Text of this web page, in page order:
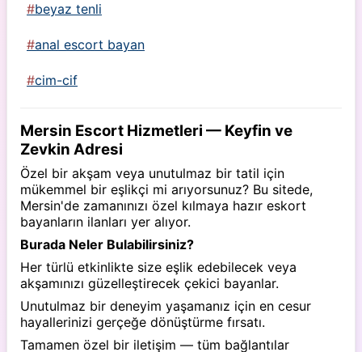
beyaz tenli
anal escort bayan
cim-cif
Mersin Escort Hizmetleri — Keyfin ve
Zevkin Adresi
Özel bir akşam veya unutulmaz bir tatil için
mükemmel bir eşlikçi mi arıyorsunuz? Bu sitede,
Mersin'de zamanınızı özel kılmaya hazır eskort
bayanların ilanları yer alıyor.
Burada Neler Bulabilirsiniz?
Her türlü etkinlikte size eşlik edebilecek veya
akşamınızı güzelleştirecek çekici bayanlar.
Unutulmaz bir deneyim yaşamanız için en cesur
hayallerinizi gerçeğe dönüştürme fırsatı.
Tamamen özel bir iletişim — tüm bağlantılar